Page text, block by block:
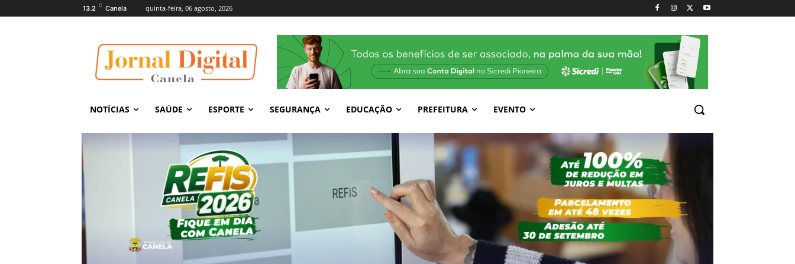
13.2 C Canela quinta-feira, 06 agosto, 2026
NOTÍCIAS SAÚDE ESPORTE SEGURANÇA EDUCAÇÃO PREFEITURA EVENTO